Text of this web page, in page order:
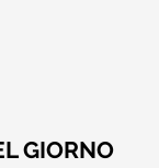
GIORNO